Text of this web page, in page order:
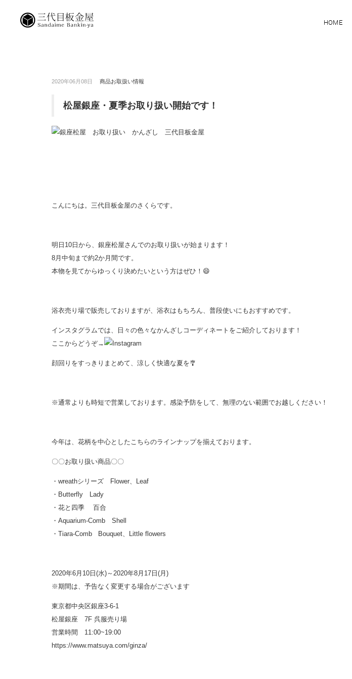
HOME
2020年06月08日 商品お取扱い情報
松屋銀座・夏季お取り扱い開始です！
こんにちは。三代目板金屋のさくらです。
明日10日から、銀座松屋さんでのお取り扱いが始まります！
8月中旬まで約2か月間です。
本物を見てからゆっくり決めたいという方はぜひ！ 😄
浴衣売り場で販売しておりますが、浴衣はもちろん、普段使いにもおすすめです。
インスタグラムでは、日々の色々なかんざしコーディネートをご紹介しております！
ここからどうぞ→
顔回りをすっきりまとめて、涼しく快適な夏を🎐
※通常よりも時短で営業しております。感染予防をして、無理のない範囲でお越しください！
今年は、花柄を中心としたこちらのラインナップを揃えております。
〇〇お取り扱い商品〇〇
・wreathシリーズ Flower、Leaf
・Butterfly Lady
・花と四季 百合
・Aquarium-Comb Shell
・Tiara-Comb Bouquet、Little flowers
2020年6月10日(水)～2020年8月17日(月)
※期間は、予告なく変更する場合がございます
東京都中央区銀座3-6-1
松屋銀座 7F 呉服売り場
営業時間 11:00~19:00
https://www.matsuya.com/ginza/